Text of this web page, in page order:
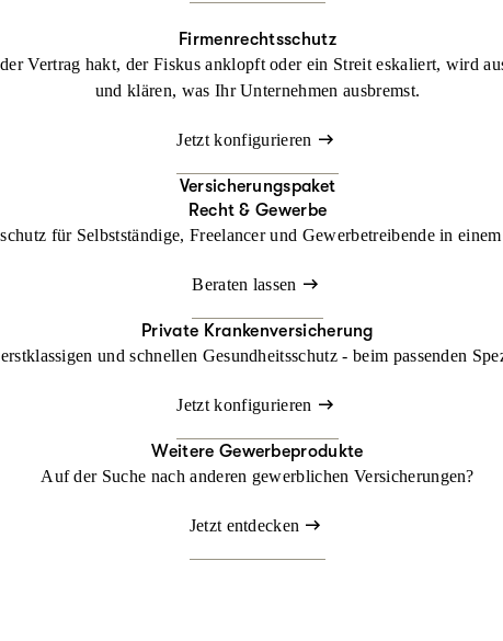
Firmenrechtsschutz
Vertrag hakt, der Fiskus anklopft oder ein Streit eskaliert, wird
und klären, was Ihr Unternehmen ausbremst.
Jetzt konfigurieren
Versicherungspaket
Recht & Gewerbe
für Selbstständige, Freelancer und Gewerbetreibende in
Beraten lassen
Private Krankenversicherung
und schnellen Gesundheitsschutz - beim passenden
Jetzt konfigurieren
Weitere Gewerbeprodukte
Auf der Suche nach anderen gewerblichen Versicherungen?
Jetzt entdecken